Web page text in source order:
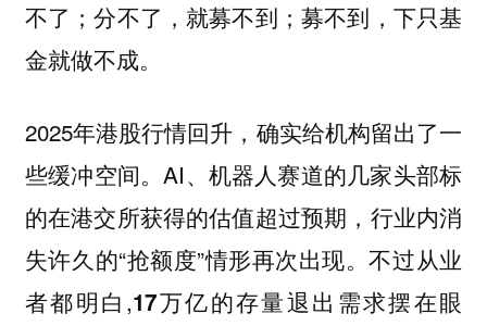
不了；分不了，就募不到；募不到，下只基
金就做不成。
2025年港股行情回升，确实给机构留出了一
些缓冲空间。AI、机器人赛道的几家头部标
的在港交所获得的估值超过预期，行业内消
失许久的“抢额度”情形再次出现。不过从业
者都明白,17万亿的存量退出需求摆在眼